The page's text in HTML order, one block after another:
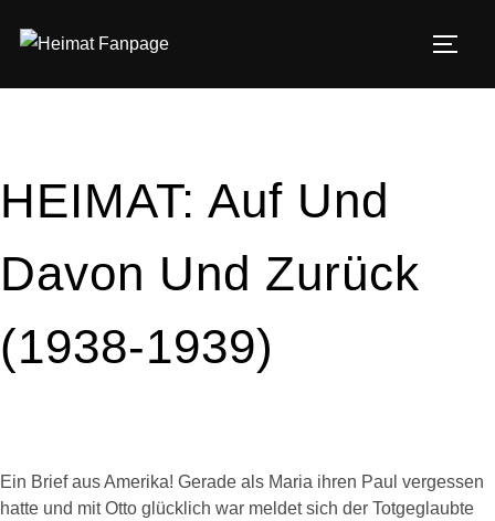
Inhalt
HEIMAT: Auf Und
Davon Und Zurück
(1938-1939)
Ein Brief aus Amerika! Gerade als Maria ihren Paul vergessen
hatte und mit Otto glücklich war meldet sich der Totgeglaubte